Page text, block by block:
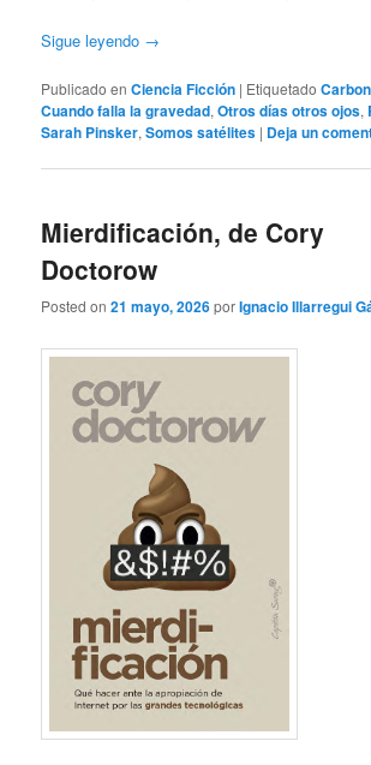
Sigue leyendo →
Publicado en Ciencia Ficción | Etiquetado
Cuando falla la gravedad,Otros días otros ojos,
Sarah Pinsker,Somos satélites | Deja un
Mierdificación, de Cory
Doctorow
Posted on21 mayo, 2026porIgnacio Illarregui